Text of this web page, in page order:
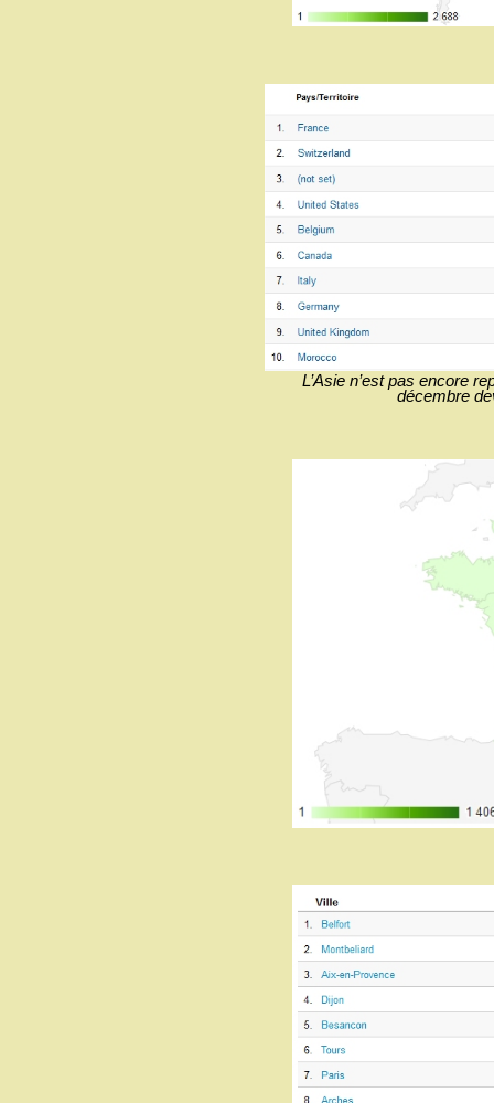
L’Asie n’est pas encore
décembre